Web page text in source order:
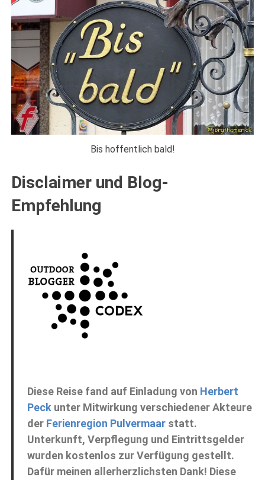
Bis hoffentlich bald!
Disclaimer und Blog-
Empfehlung
Diese Reise fand auf Einladung von Herbert
Peckunter Mitwirkung verschiedener Akteure
der Ferienregion Pulvermaarstatt.
Unterkunft, Verpflegung und Eintrittsgelder
wurden kostenlos zur Verfügung gestellt.
Dafür meinen allerherzlichsten Dank! Diese